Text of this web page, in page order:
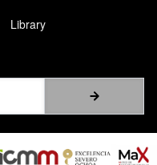
Library